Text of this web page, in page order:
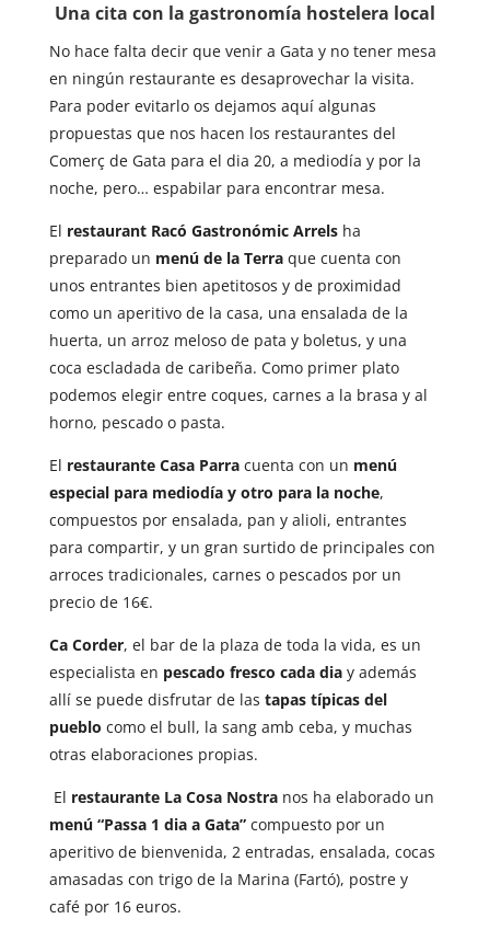
Una cita con la gastronomía hostelera local
No hace falta decir que venir a Gata y no tener mesa
en ningún restaurante es desaprovechar la visita.
Para poder evitarlo os dejamos aquí algunas
propuestas que nos hacen los restaurantes del
Comerç de Gata para el dia 20, a mediodía y por la
noche, pero… espabilar para encontrar mesa.
El restaurant Racó Gastronómic Arrelsha
preparado un menú de la Terraque cuenta con
unos entrantes bien apetitosos y de proximidad
como un aperitivo de la casa, una ensalada de la
huerta, un arroz meloso de pata y boletus, y una
coca escladada de caribeña. Como primer plato
podemos elegir entre coques, carnes a la brasa y al
horno, pescado o pasta.
El restaurante Casa Parracuenta con un menú
especial para mediodía y otro para la noche,
compuestos por ensalada, pan y alioli, entrantes
para compartir, y un gran surtido de principales con
arroces tradicionales, carnes o pescados por un
precio de 16€.
Ca Corder, el bar de la plaza de toda la vida, es un
especialista en pescado fresco cada diay además
allí se puede disfrutar de las tapas típicas del
pueblo como el bull, la sang amb ceba, y muchas
otras elaboraciones propias.
El restaurante La Cosa Nostranos ha elaborado un
menú “Passa 1 dia a Gata”compuesto por un
aperitivo de bienvenida, 2 entradas, ensalada, cocas
amasadas con trigo de la Marina (Fartó), postre y
café por 16 euros.